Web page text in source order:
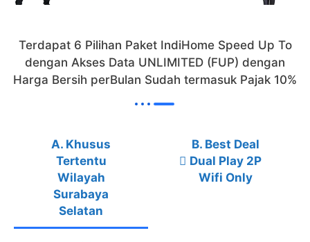
Terdapat 6 Pilihan Paket IndiHome Speed Up To
dengan Akses Data UNLIMITED (FUP) dengan
Harga Bersih perBulan Sudah termasuk Pajak 10%
A. Khusus
Tertentu
Wilayah
Surabaya
Selatan
B. Best Deal
Dual Play 2P
Wifi Only